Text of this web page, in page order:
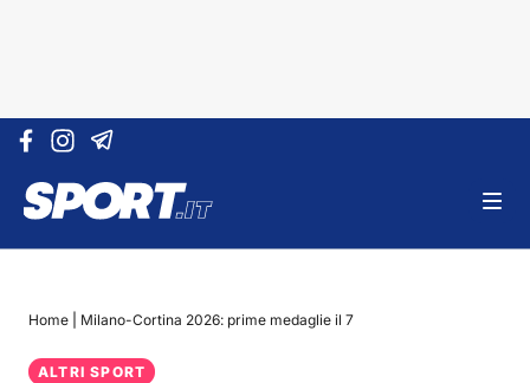
Vai al contenuto
Home Milano-Cortina 2026: prime medaglie il 7
ALTRI SPORT